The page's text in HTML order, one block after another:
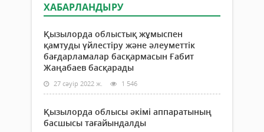
ХАБАРЛАНДЫРУ
Қызылорда облыстық жұмыспен
қамтуды үйлестіру және әлеуметтік
бағдарламалар басқармасын Ғабит
Жаңабаев басқарады
27 сәуір 2022 ж. 1 546
Қызылорда облысы әкімі аппаратының
басшысы тағайындалды